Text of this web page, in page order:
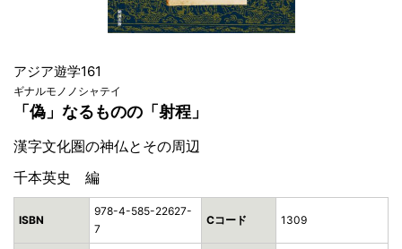
アジア遊学161
ギナルモノノシャテイ
「偽」なるものの「射程」
漢字文化圏の神仏とその周辺
千本英史 編
ISBN
978-4-585-22627-
7
Cコード 1309